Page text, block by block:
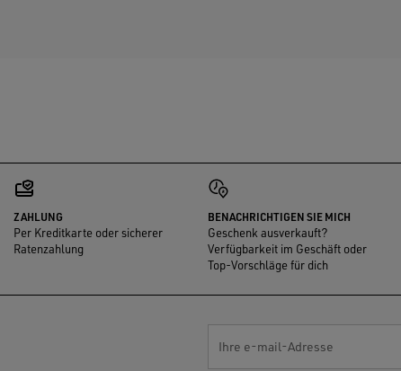
ZAHLUNG
Per Kreditkarte oder sicherer
Ratenzahlung
BENACHRICHTIGEN SIE MICH
Geschenk ausverkauft?
Verfügbarkeit im Geschäft oder
Top-Vorschläge für dich
Ihre e-mail-Adresse